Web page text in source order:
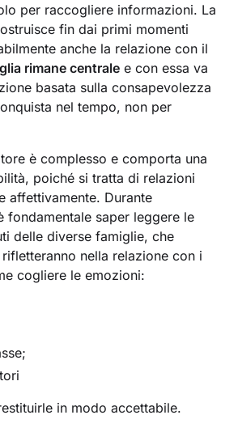
per raccogliere informazioni. La
fin dai primi momenti
anche la relazione con il
rimane centrale e con essa va
basata sulla consapevolezza
nel tempo, non per
è complesso e comporta una
poiché si tratta di relazioni
affettivamente. Durante
fondamentale saper leggere le
delle diverse famiglie, che
nella relazione con i
cogliere le emozioni:
in modo accettabile.